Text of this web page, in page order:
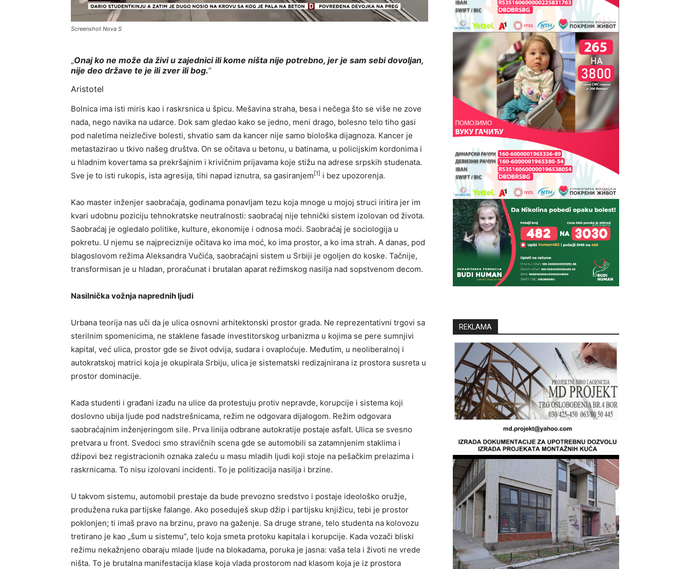
Screenshot Nova S
„Onaj ko ne može da živi u zajednici ili kome ništa nije potrebno, jer je sam sebi dovoljan,
nije deo države te je ili zver ili bog.”
Aristotel
Bolnica ima isti miris kao i raskrsnica u špicu. Mešavina straha, besa i nečega što se više ne zove
nada, nego navika na udarce. Dok sam gledao kako se jedno, meni drago, bolesno telo tiho gasi
pod naletima neizlečive bolesti, shvatio sam da kancer nije samo biološka dijagnoza. Kancer je
metastazirao u tkivo našeg društva. On se očitava u betonu, u batinama, u policijskim kordonima i
u hladnim kovertama sa prekršajnim i krivičnim prijavama koje stižu na adrese srpskih studenata.
Sve je to isti rukopis, ista agresija, tihi napad iznutra, sa gasiranjem [1] i bez upozorenja.
Kao master inženjer saobraćaja, godinama ponavljam tezu koja mnoge u mojoj struci iritira jer im
kvari udobnu poziciju tehnokratske neutralnosti: saobraćaj nije tehnički sistem izolovan od života.
Saobraćaj je ogledalo politike, kulture, ekonomije i odnosa moći. Saobraćaj je sociologija u
pokretu. U njemu se najpreciznije očitava ko ima moć, ko ima prostor, a ko ima strah. A danas, pod
blagoslovom režima Aleksandra Vučića, saobraćajni sistem u Srbiji je ogoljen do koske. Tačnije,
transformisan je u hladan, proračunat i brutalan aparat režimskog nasilja nad sopstvenom decom.
Nasilnička vožnja naprednih ljudi
Urbana teorija nas uči da je ulica osnovni arhitektonski prostor grada. Ne reprezentativni trgovi sa
sterilnim spomenicima, ne staklene fasade investitorskog urbanizma u kojima se pere sumnjivi
kapital, već ulica, prostor gde se život odvija, sudara i ovaploćuje. Međutim, u neoliberalnoj i
autokratskoj matrici koja je okupirala Srbiju, ulica je sistematski redizajnirana iz prostora susreta u
prostor dominacije.
Kada studenti i građani izađu na ulice da protestuju protiv nepravde, korupcije i sistema koji
doslovno ubija ljude pod nadstrešnicama, režim ne odgovara dijalogom. Režim odgovara
saobraćajnim inženjeringom sile. Prva linija odbrane autokratije postaje asfalt. Ulica se svesno
pretvara u front. Svedoci smo stravičnih scena gde se automobili sa zatamnjenim staklima i
džipovi bez registracionih oznaka zaleću u masu mladih ljudi koji stoje na pešačkim prelazima i
raskrnicama. To nisu izolovani incidenti. To je politizacija nasilja i brzine.
U takvom sistemu, automobil prestaje da bude prevozno sredstvo i postaje ideološko oružje,
produžena ruka partijske falange. Ako poseduješ skup džip i partijsku knjižicu, tebi je prostor
poklonjen; ti imaš pravo na brzinu, pravo na gaženje. Sa druge strane, telo studenta na kolovozu
tretirano je kao „šum u sistemu”, telo koja smeta protoku kapitala i korupcije. Kada vozači bliski
režimu nekažnjeno obaraju mlade ljude na blokadama, poruka je jasna: vaša tela i životi ne vrede
ništa. To je brutalna manifestacija klase koja vlada prostorom nad klasom koja je iz prostora
REKLAMA